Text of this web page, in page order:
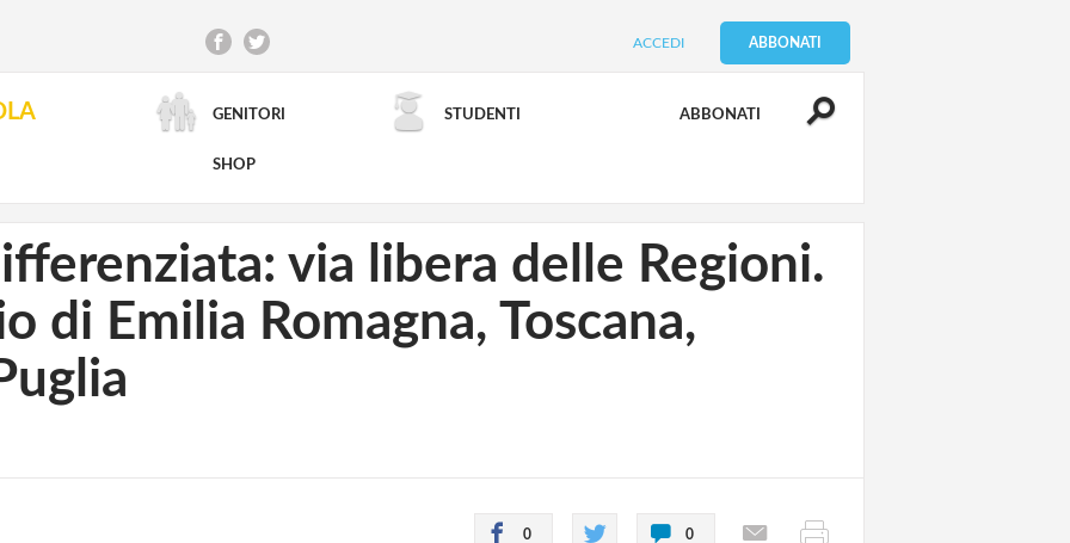
ACCEDI ABBONATI
GENITORI STUDENTI ABBONATI
SHOP
RICERCA AVANZATA
via libera delle Regioni.
di Emilia Romagna, Toscana,
0 0